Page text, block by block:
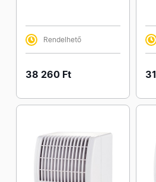
Rendelhető
38 260 Ft